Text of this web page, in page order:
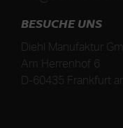
BESUCHE UNS
Diehl Manufaktur
Am Herrenhof 6
D-60435 Frankfurt